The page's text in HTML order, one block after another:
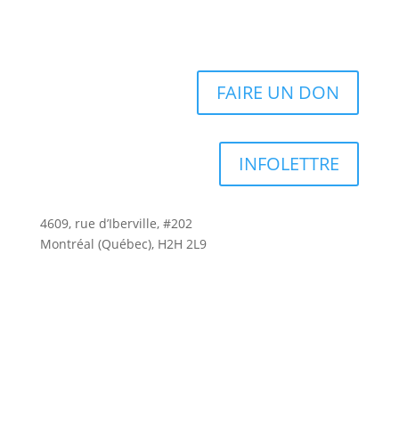
FAIRE UN DON
INFOLETTRE
4609, rue d’Iberville, #202
Montréal (Québec), H2H 2L9